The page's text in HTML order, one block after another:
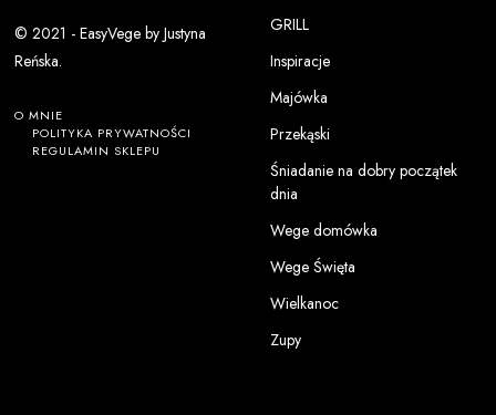
© 2021 - EasyVege by Justyna
Reńska.
O MNIE
POLITYKA PRYWATNOŚCI
REGULAMIN SKLEPU
GRILL
Inspiracje
Majówka
Przekąski
Śniadanie na dobry początek
dnia
Wege domówka
Wege Święta
Wielkanoc
Zupy